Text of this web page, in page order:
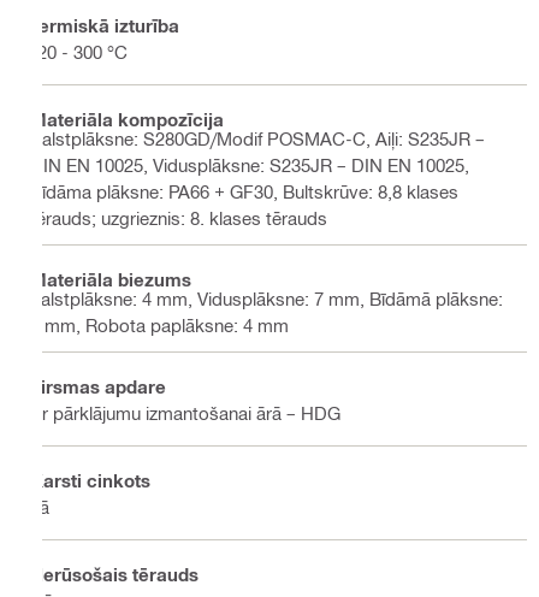
Termiskā izturība
-20 - 300 °C
Materiāla kompozīcija
Balstplāksne: S280GD/Modif POSMAC-C, Aiļi: S235JR –
DIN EN 10025, Vidusplāksne: S235JR – DIN EN 10025,
Bīdāma plāksne: PA66 + GF30, Bultskrūve: 8,8 klases
tērauds; uzgrieznis: 8. klases tērauds
Materiāla biezums
balstplāksne: 4 mm, Vidusplāksne: 7 mm, Bīdāmā plāksne:
3 mm, Robota paplāksne: 4 mm
Virsmas apdare
Ar pārklājumu izmantošanai ārā – HDG
Karsti cinkots
Jā
Nerūsošais tērauds